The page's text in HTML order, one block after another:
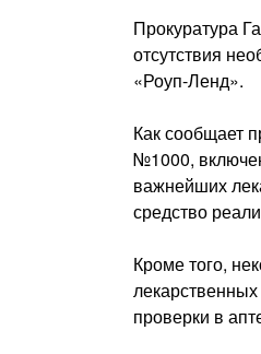
Прокуратура
отсутствия
«Роуп-Ленд».
Как сообщает
№1000,
важнейших
средство
Кроме того,
проверки в